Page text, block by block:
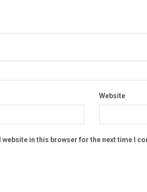
Website
website in this browser for the next time I